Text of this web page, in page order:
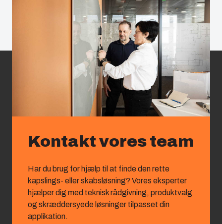
Kontakt vores team
Har du brug for hjælp til at finde den rette
kapslings‑ eller skabsløsning? Vores eksperter
hjælper dig med teknisk rådgivning, produktvalg
og skræddersyede løsninger tilpasset din
applikation.